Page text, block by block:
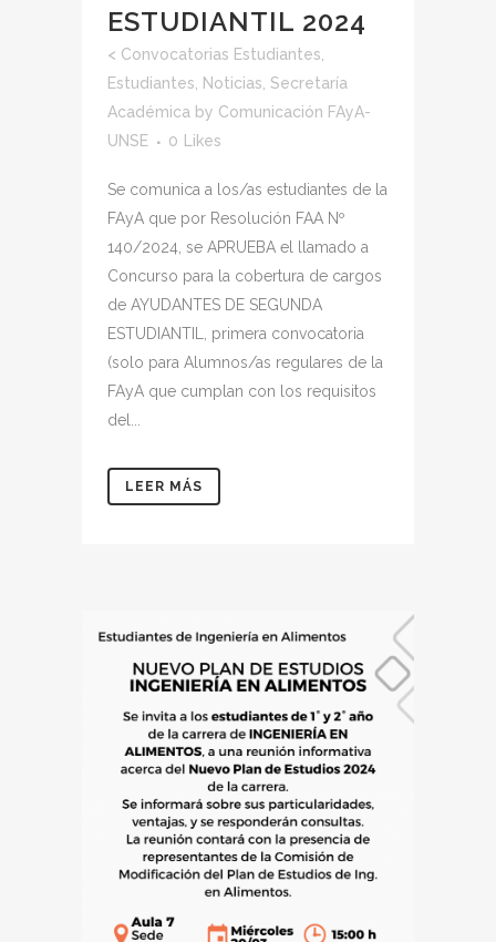
ESTUDIANTIL 2024
< Convocatorias Estudiantes
Estudiantes
Noticias Secretaría
Académica by Comunicación FAyA-
UNSE
0 Likes
Se comunica a los/as estudiantes de la
FAyA que por Resolución FAA Nº
140/2024, se APRUEBA el llamado a
Concurso para la cobertura de cargos
de AYUDANTES DE SEGUNDA
ESTUDIANTIL, primera convocatoria
(solo para Alumnos/as regulares de la
FAyA que cumplan con los requisitos
del...
LEER MÁS